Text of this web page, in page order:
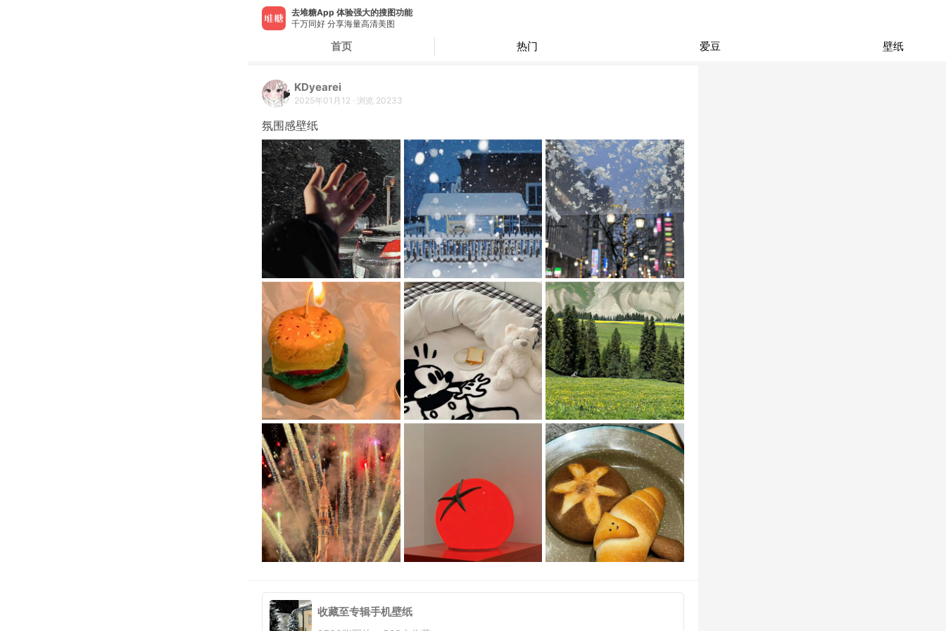
去堆糖App 体验强大的搜图功能
千万同好 分享海量高清美图
首页 热门 爱豆 壁纸
KDyearei
2025年01月12 · 浏览 20233
氛围感壁纸
收藏至专辑手机壁纸